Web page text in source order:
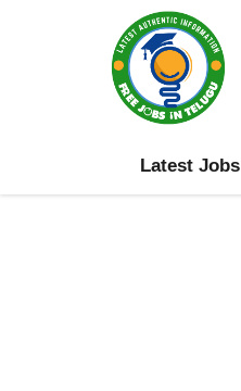
Latest Jobs